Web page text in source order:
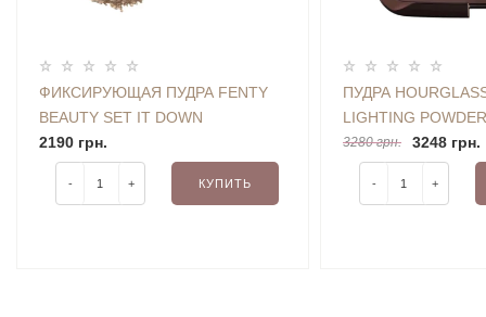
ФИКСИРУЮЩАЯ ПУДРА FENTY
BEAUTY SET IT DOWN
SUPERFINE BLURRING SETTING
POWDER (BUTTER 03) 15 G
2190 грн.
- + КУПИТЬ
ПУДРА
LIGHTING
LIGHT) 10 G
3280 грн. 3248 грн.
- +